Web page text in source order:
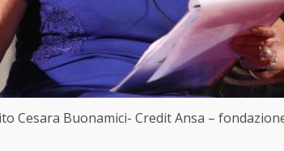
Cesara Buonamici- Credit Ansa –